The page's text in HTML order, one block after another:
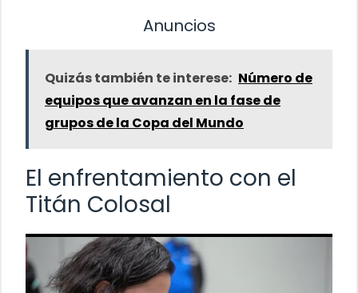
Anuncios
Quizás también te interese: Número de
equipos que avanzan en la fase de
grupos de la Copa del Mundo
El enfrentamiento con el
Titán Colosal